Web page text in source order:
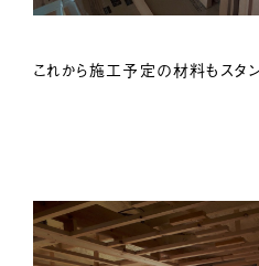
これから施工予定の材料もスタン